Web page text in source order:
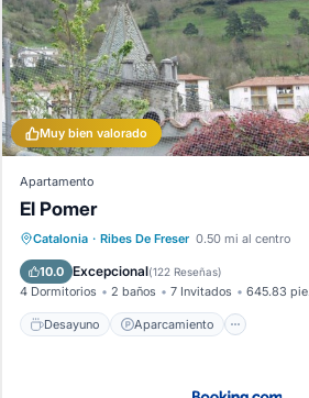
Muy bien valorado
Apartamento
El Pomer
Catalonia · Ribes De Freser 0.50 mi al centro
10.0 Excepcional(122 Reseñas)
4 Dormitorios 2 baños 7 Invitados 645.83 pies²
Desayuno Aparcamiento
Desayuno
Aparcamiento
Balcón/Terraza
Internet